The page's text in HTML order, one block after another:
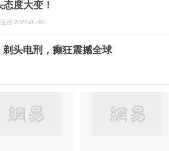
度大变！
活 2026-01-01
头电刑，癫狂震撼全球